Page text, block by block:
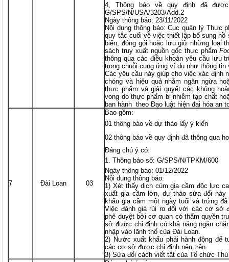
4, Thông báo về quy định đã
G/SPS/N/USA/3203/Add.2
Ngày thông báo: 23/11/2022
Nội dung thông báo: Cục quản lý Thực
quy tắc cuối về việc thiết lập bổ sung
biến, đóng gói hoặc lưu giữ những loại
sách truy xuất nguồn gốc thực phẩm
thông qua các điều khoản yêu cầu lưu
trong chuỗi cung ứng ví dụ như thông
Các yêu cầu này giúp cho việc xác định
chóng và hiệu quả nhằm ngăn ngừa
thực phẩm và giải quyết các khủng
vong do thực phẩm bị nhiễm tạp chất
ban hành theo Đạo luật hiện đại hóa an
7 Đài Loan 03
Bao gồm:
01 thông báo về dự thảo lấy ý kiến
02 thông báo về quy định đã thông qua
Đáng chú ý có:
Thông báo số: G/SPS/N/TPKM/600
Ngày thông báo: 01/12/2022
Nội dung thông báo:
1) Xét thấy dịch cúm gia cầm độc lực
xuất gia cầm lớn, dự thảo sửa đổi
khẩu gia cầm một ngày tuổi và trứng
Việc đánh giá rủi ro đối với các cơ sở
phê duyệt bởi cơ quan có thẩm quyền
sở được chỉ định có khả năng ngăn
nhập vào lãnh thổ của Đài Loan.
2) Nước xuất khẩu phải hành động để
các cơ sở được chỉ định nêu trên.
3) Sửa đổi cách viết tắt của Tổ chức